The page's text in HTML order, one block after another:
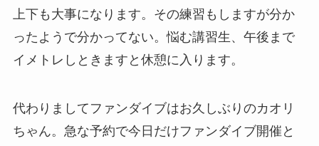
上下も大事になります。その練習もしますが分か
ったようで分かってない。悩む講習生、午後まで
イメトレしときますと休憩に入ります。
代わりましてファンダイブはお久しぶりのカオリ
ちゃん。急な予約で今日だけファンダイブ開催と